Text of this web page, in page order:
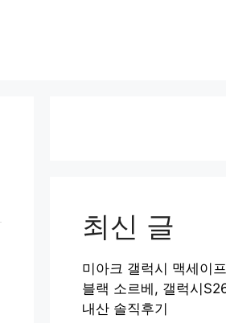
최신 글
미아크 갤럭시 맥세이
블랙 소르베, 갤럭시
내산 솔직후기